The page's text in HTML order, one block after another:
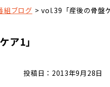
組ブログ vol.39「産後の骨盤
ア1」
投稿日：2013年9月28日